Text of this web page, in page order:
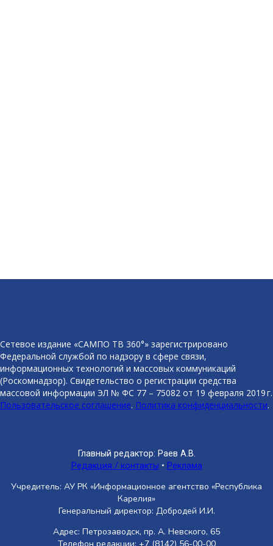
Сетевое издание «САМПО ТВ 360°» зарегистрировано
Федеральной службой по надзору в сфере связи,
информационных технологий и массовых коммуникаций
(Роскомнадзор). Свидетельство о регистрации средства
массовой информации ЭЛ № ФС 77 – 75082 от 19 февраля 2019 г.
Пользовательское соглашение. Политика конфиденциальности.
Главный редактор: Раев А.В.
Редакция / контакты • Реклама
Учредитель: АУ РК «Информационное агентство «Республика
Карелия»
Генеральный директор: Добродей И.И.
Адрес: Петрозаводск, пр. А. Невского, 65